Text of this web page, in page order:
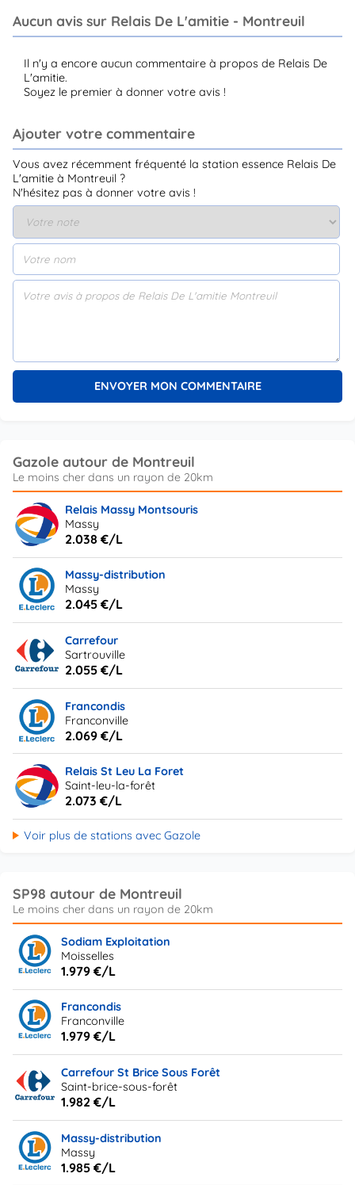
Aucun avis sur Relais De L'amitie - Montreuil
Il n'y a encore aucun commentaire à propos de Relais De
L'amitie.
Soyez le premier à donner votre avis !
Ajouter votre commentaire
Vous avez récemment fréquenté la station essence Relais De
L'amitie à Montreuil ?
N'hésitez pas à donner votre avis !
Gazole autour de Montreuil
Relais Massy Montsouris
Massy
2.038 €/L
Massy-distribution
Massy
2.045 €/L
Carrefour
Sartrouville
2.055 €/L
Francondis
Franconville
2.069 €/L
Relais St Leu La Foret
Saint-leu-la-forêt
2.073 €/L
Voir plus de stations avec Gazole
SP98 autour de Montreuil
Sodiam Exploitation
Moisselles
1.979 €/L
Francondis
Franconville
1.979 €/L
Carrefour St Brice Sous Forêt
Saint-brice-sous-forêt
1.982 €/L
Massy-distribution
Massy
1.985 €/L